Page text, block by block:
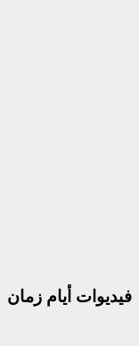
فيديوات أيام زمان